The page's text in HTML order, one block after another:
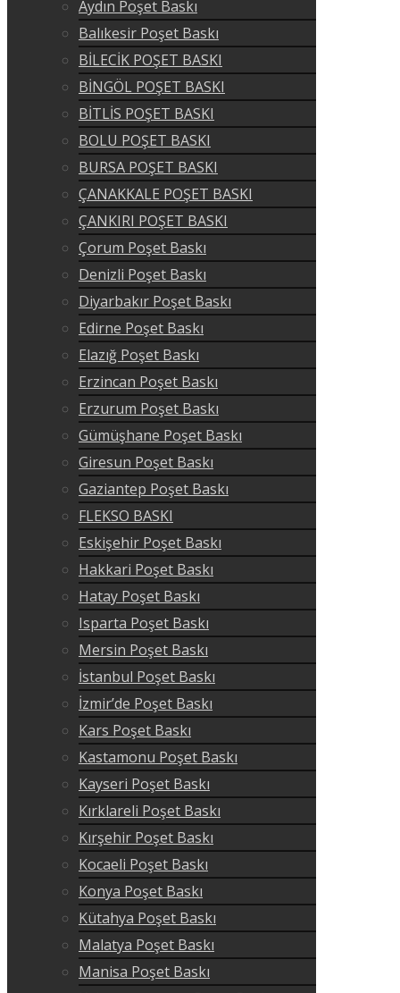
Aydın Poşet Baskı
Balıkesir Poşet Baskı
BİLECİK POŞET BASKI
BİNGÖL POŞET BASKI
BİTLİS POŞET BASKI
BOLU POŞET BASKI
BURSA POŞET BASKI
ÇANAKKALE POŞET BASKI
ÇANKIRI POŞET BASKI
Çorum Poşet Baskı
Denizli Poşet Baskı
Diyarbakır Poşet Baskı
Edirne Poşet Baskı
Elazığ Poşet Baskı
Erzincan Poşet Baskı
Erzurum Poşet Baskı
Gümüşhane Poşet Baskı
Giresun Poşet Baskı
Gaziantep Poşet Baskı
FLEKSO BASKI
Eskişehir Poşet Baskı
Hakkari Poşet Baskı
Hatay Poşet Baskı
Isparta Poşet Baskı
Mersin Poşet Baskı
İstanbul Poşet Baskı
İzmir’de Poşet Baskı
Kars Poşet Baskı
Kastamonu Poşet Baskı
Kayseri Poşet Baskı
Kırklareli Poşet Baskı
Kırşehir Poşet Baskı
Kocaeli Poşet Baskı
Konya Poşet Baskı
Kütahya Poşet Baskı
Malatya Poşet Baskı
Manisa Poşet Baskı